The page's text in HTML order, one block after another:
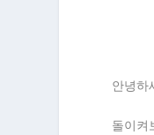
안녕하
돌이켜